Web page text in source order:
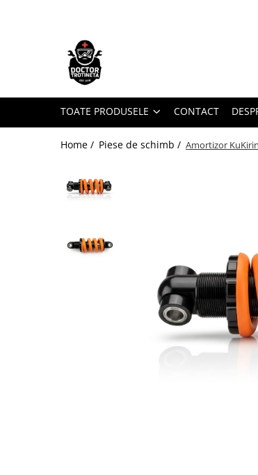
Toate Produsele
Piese de schimb
https://www.doctortrotineta.ro/electrica
Acceleratie
https://www.doctortrotineta.ro/frane
TOATE PRODUSELE CONTACT
Home / Piese de schimb / Amortizor